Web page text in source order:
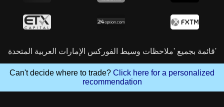
قائمة بجميع 'ملاحظات وسيط الفوركس الإمارات العربية المتحدة'
Can't decide where to trade? Click here for a personalized
recommendation